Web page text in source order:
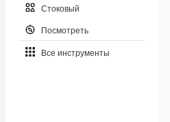
Стоковый
Посмотреть
Все инструменты